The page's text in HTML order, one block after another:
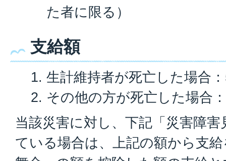
た者に限る）
支給額
生計維持者が死亡した場合
その他の方が死亡した場合
当該災害に対し、下記「災害障
ている場合は、上記の額から支